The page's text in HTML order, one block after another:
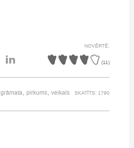
NOVĒRTĒ:
(11)
grāmata, pirkums, veikals SKATĪTS: 1790